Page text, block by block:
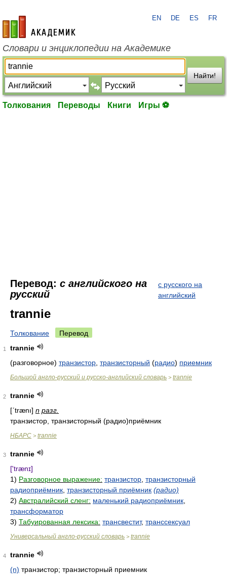
academic.ru
EN DE ES FR
Словари и энциклопедии на Академике
Найти!
Толкования Переводы Книги Игры ⚽
Перевод: с английского на
русский
с русского на
английский
trannie
Толкование Перевод
1
trannie
(разговорное) транзистор транзисторный (радио) приемник
Большой англо-русский и русско-английский словарь > trannie
2
trannie
[ʹtrænı] n разг.
транзистор, транзисторный (радио)приёмник
НБАРС > trannie
3
trannie
['trænɪ]
1) Разговорное выражение: транзистор транзисторный
радиоприёмник транзисторный приёмник (радио)
2) Австралийский сленг: маленький радиоприёмник
трансформатор
3) Табуированная лексика: трансвестит, транссексуал
Универсальный англо-русский словарь > trannie
4
trannie
(n) транзистор; транзисторный приемник